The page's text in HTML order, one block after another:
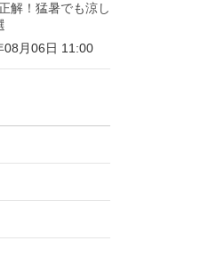
解！猛暑でも涼し
08月06日 11:00